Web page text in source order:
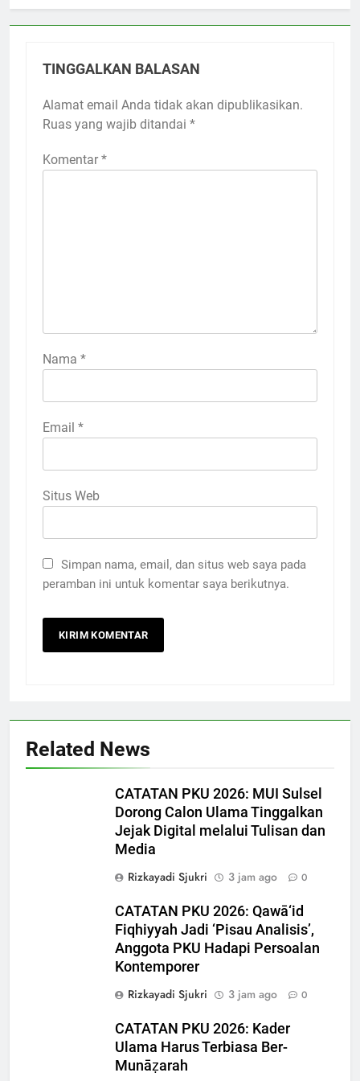
TINGGALKAN BALASAN
Alamat email Anda tidak akan dipublikasikan.
Ruas yang wajib ditandai *
Komentar *
Nama *
Email *
Situs Web
Simpan nama, email, dan situs web saya pada
peramban ini untuk komentar saya berikutnya.
Related News
CATATAN PKU 2026: MUI Sulsel
Dorong Calon Ulama Tinggalkan
Jejak Digital melalui Tulisan dan
Media
Rizkayadi Sjukri
3 jam ago 0
CATATAN PKU 2026: Qawā‘id
Fiqhiyyah Jadi ‘Pisau Analisis’,
Anggota PKU Hadapi Persoalan
Kontemporer
Rizkayadi Sjukri
3 jam ago 0
CATATAN PKU 2026: Kader
Ulama Harus Terbiasa Ber-
Munāẓarah
CATATAN PKU 2026: Perdalam
Qawaʿid Fiqhiyyah, Arham